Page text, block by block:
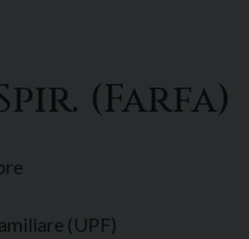
Spir. (Farfa)
(UPF)